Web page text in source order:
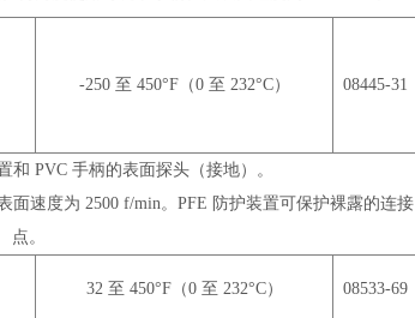
-250 至 450°F（0 至 232°C） 08445-31
和 PVC 手柄的表面探头（接地）。
速度为 2500 f/min。PFE 防护装置可保护裸露的连接
点。
32 至 450°F（0 至 232°C） 08533-69